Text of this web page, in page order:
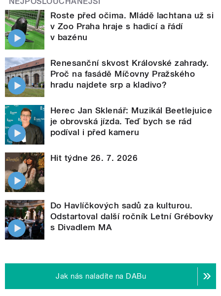
Roste před očima. Mládě lachtana už si
v Zoo Praha hraje s hadicí a řádí
v bazénu
Renesanční skvost Královské zahrady.
Proč na fasádě Míčovny Pražského
hradu najdete srp a kladivo?
Herec Jan Sklenář: Muzikál Beetlejuice
je obrovská jízda. Teď bych se rád
podíval i před kameru
Hit týdne 26. 7. 2026
Do Havlíčkových sadů za kulturou.
Odstartoval další ročník Letní Grébovky
s Divadlem MA
Jak nás naladíte na DABu